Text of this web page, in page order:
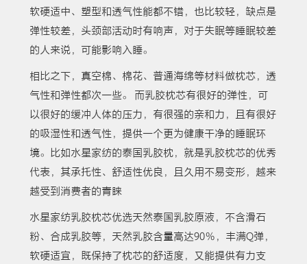
软硬适中、塑型和透气性能都不错，也比较轻，缺点是
弹性较差，头颈部活动时有响声，对于失眠等睡眠较差
的人来说，可能影响入睡。
相比之下，真空棉、棉花、普通海绵等材料做枕芯，透
气性和弹性都次一些。 而乳胶枕芯有很好的弹性，可
以很好的缓冲人体的压力，有很强的亲和力，且有很好
的吸湿性和透气性，提供一个更为健康干净的睡眠环
境。比如水星家纺的泰国乳胶枕，就是乳胶枕芯的优秀
代表，其承托性、舒适性优良，且久用不易变形，越来
越受到消费者的青睐
水星家纺乳胶枕芯优选天然泰国乳胶原液，不含滑石
粉、合成乳胶等，天然乳胶含量高达90％，丰满Q弹，
软硬适宜，既保持了枕芯的舒适度，又能提供有力支